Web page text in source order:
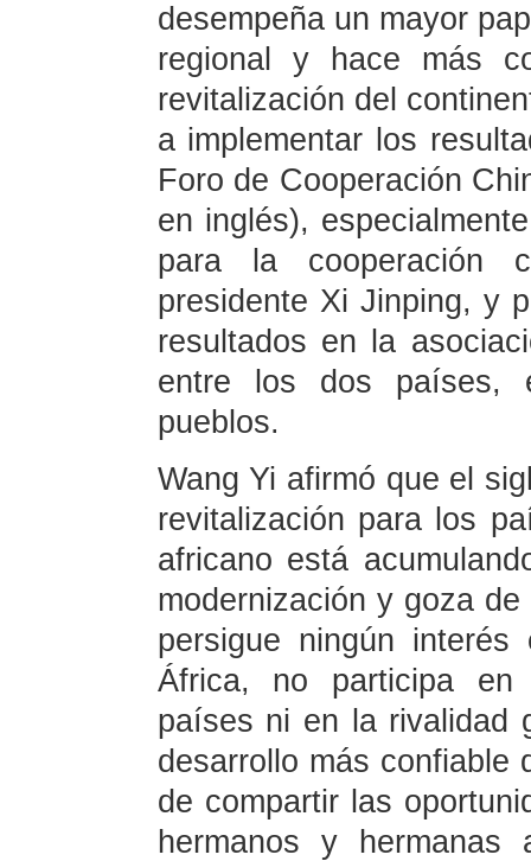
desempeña un mayor
regional y hace más
revitalización del
a implementar los
Foro de Cooperación
en inglés),
para la cooperación
presidente Xi Jinping, y
resultados en la
entre los dos países,
pueblos.
Wang Yi afirmó que el
revitalización para los
africano está
modernización y goza
persigue ningún
África, no participa en
países ni en la rivalidad
desarrollo más confiable
de compartir las
hermanos y